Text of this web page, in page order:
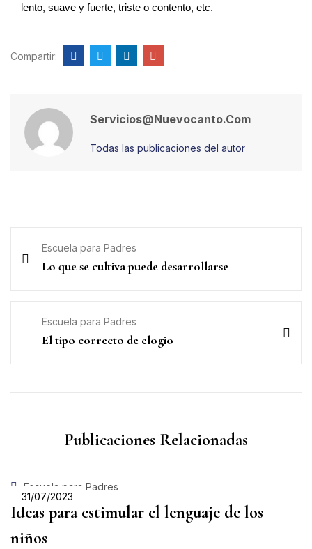
lento, suave y fuerte, triste o contento, etc.
Compartir:
Servicios@nuevocanto.com
Todas las publicaciones del autor
Escuela para Padres
Lo que se cultiva puede desarrollarse
Escuela para Padres
El tipo correcto de elogio
Publicaciones Relacionadas
31/07/2023
Escuela para Padres
Ideas para estimular el lenguaje de los
niños